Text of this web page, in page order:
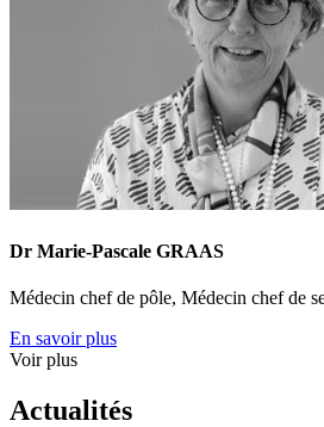
Dr Marie-Pascale GRAAS
Médecin chef de pôle, Médecin chef de
En savoir plus
Voir plus
Actualités